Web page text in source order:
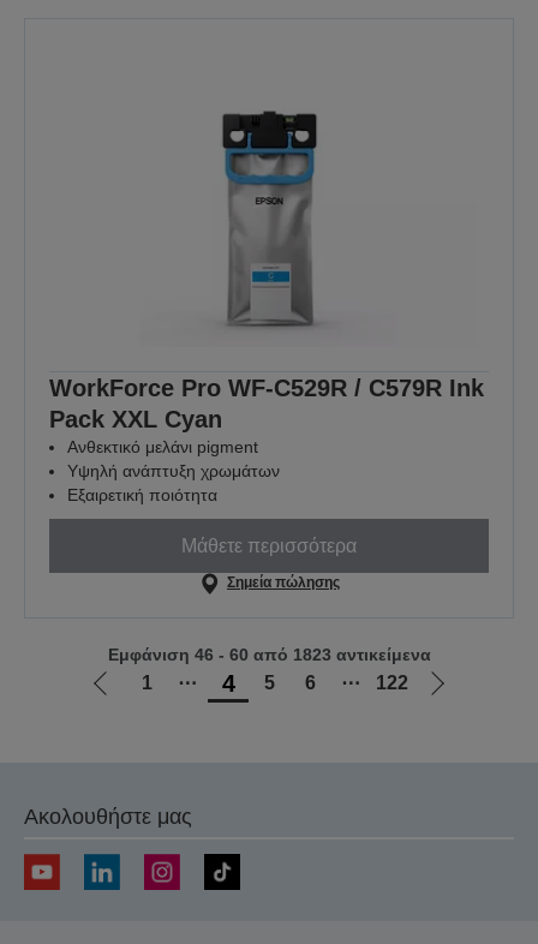
WorkForce Pro WF-C529R / C579R Ink
Pack XXL Cyan
Ανθεκτικό μελάνι pigment
Υψηλή ανάπτυξη χρωμάτων
Εξαιρετική ποιότητα
Μάθετε περισσότερα
Σημεία πώλησης
Μετάβαση
1 ⋯ 4 5 6 ⋯ 122
Μετάβαση
Εμφάνιση 46 - 60 από 1823 αντικείμενα
Ακολουθήστε μας